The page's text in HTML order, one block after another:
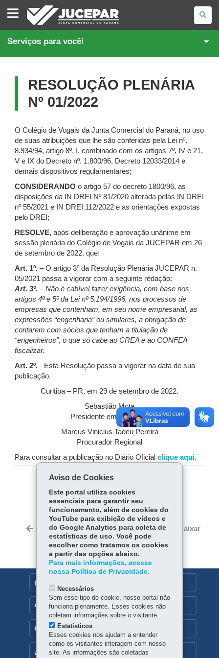
JUNTA
COMERCIAL
DO
PARANÁ
Serviços para você!
RESOLUÇÃO PLENÁRIA
Nº 01/2022
O Colégio de Vogais da Junta Comercial do Paraná, no uso
de suas atribuições que lhe são conferidas pela Lei nº.
8.934/94, artigo 8º, I, combinado com os artigos 7º, IV e 21,
V e IX do Decreto nº. 1.800/96, Decreto 12033/2014 e
demais dispositivos regulamentares;
CONSIDERANDO o artigo 57 do decreto 1800/96, as
disposições da IN DREI Nº 81/2020 alterada pelas IN DREI
nº 55/2021 e IN DREI 112/2022 e as orientações expostas
pelo DREI;
RESOLVE, após deliberação e aprovação unânime em
sessão plenária do Colégio de Vogais da JUCEPAR em 26
de setembro de 2022, que:
Art. 1º. – O artigo 3º da Resolução Plenária JUCEPAR n.
05/2021 passa a vigorar com a seguinte redação:
Art. 3º. – Não é cabível fazer exigência, com base nos
artigos 4º e 5º da Lei nº 5.194/1996, nos processos de
empresas que contenham, em seu nome empresarial, as
expressões “engenharia” ou similares, a obrigação de
contarem com sócios que tenham a titulação de
“engenheiros”, o que só cabe ao CREA e ao CONFEA
fiscalizar.
Art. 2º. - Esta Resolução passa a vigorar na data de sua
publicação.
Curitiba – PR, em 29 de setembro de 2022.
Sebastião Mota
Presidente em Exercício
Marcus Vinicius Tadeu Pereira
Procurador Regional
Para consultar a publicação no Diário Oficial clique aqui.
Fa
ce
bo
ok
Tw
itt
er
ha
ts
Ap
p
Voltar Início Imprimir Baixar
MAPA DO SITE
OUVIDORIA
TRANSPARÊNCIA INSTITUCIONAL
Aviso de Cookies
Este portal utiliza cookies
essenciais para garantir seu
funcionamento, além de cookies do
YouTube para exibição de vídeos e
do Google Analytics para coleta de
estatísticas de uso. Você pode
escolher como tratamos os cookies
a partir das opções abaixo.
Para mais informações, acesse
nossa Política de Privacidade.
Necessários
Sem esse tipo de cookie, nosso portal não
funciona plenamente. Esses cookies não
coletam informações sobre o visitante.
Estatísticos
Esses cookies nos ajudam a entender
como os visitantes interagem com nosso
site. As informações são coletadas